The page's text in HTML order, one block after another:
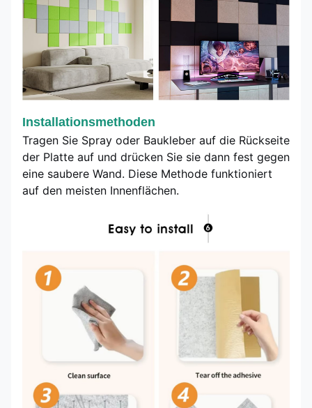
Installationsmethoden
Tragen Sie Spray oder Baukleber auf die Rückseite
der Platte auf und drücken Sie sie dann fest gegen
eine saubere Wand. Diese Methode funktioniert
auf den meisten Innenflächen.